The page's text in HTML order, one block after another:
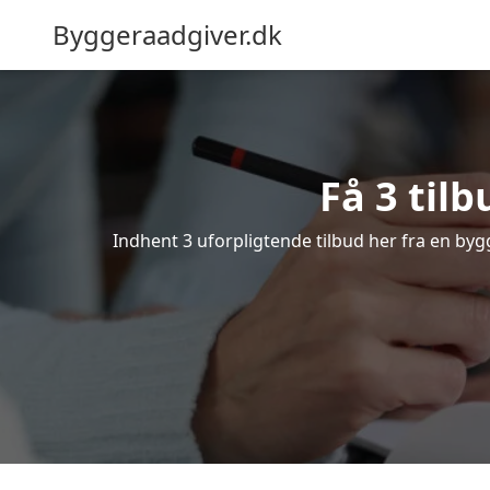
Byggeraadgiver.dk
Få 3
Indhent 3 uforpligtende tilbud her fra en